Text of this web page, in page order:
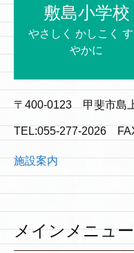
敷島小学校
やさしく かしこく す
やかに
〒400-0123 甲斐市島
TEL:055-277-2026
施設案内
メインメニュー